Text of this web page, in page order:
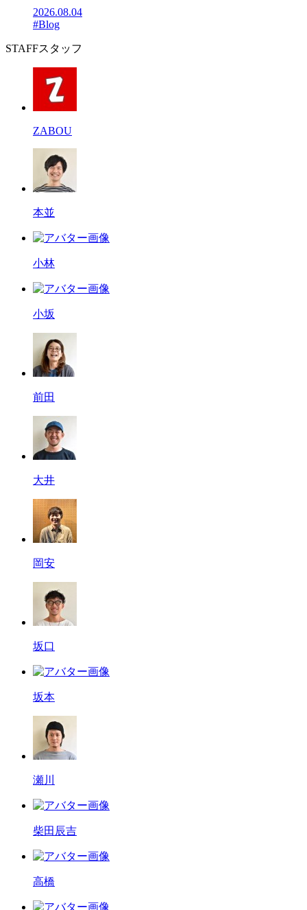
2026.08.04
#Blog
STAFFスタッフ
ZABOU
本並
小林
小坂
前田
大井
岡安
坂口
坂本
瀬川
柴田辰吉
高橋